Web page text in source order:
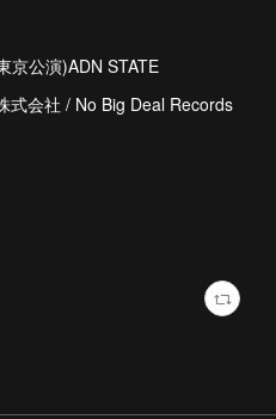
公演)ADN STATE
会社 / No Big Deal Records